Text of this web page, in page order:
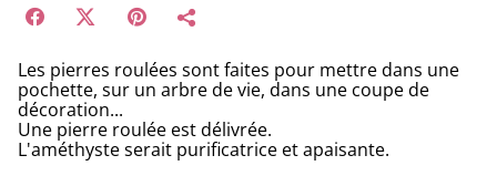
Les pierres roulées sont faites pour mettre dans une
pochette, sur un arbre de vie, dans une coupe de
décoration...
Une pierre roulée est délivrée.
L'améthyste serait purificatrice et apaisante.